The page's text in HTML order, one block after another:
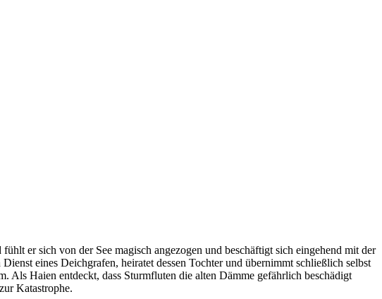
er sich von der See magisch angezogen und beschäftigt sich eingehend mit der
eines Deichgrafen, heiratet dessen Tochter und übernimmt schließlich selbst
Als Haien entdeckt, dass Sturmfluten die alten Dämme gefährlich beschädigt
Katastrophe.